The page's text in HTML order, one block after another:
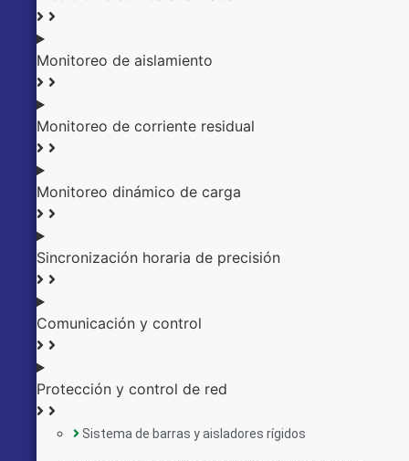
Monitoreo de aislamiento
Monitoreo de corriente residual
Monitoreo dinámico de carga
Sincronización horaria de precisión
Comunicación y control
Protección y control de red
Sistema de barras y aisladores rígidos